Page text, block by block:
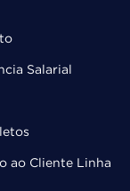
Salarial
ao Cliente Linha